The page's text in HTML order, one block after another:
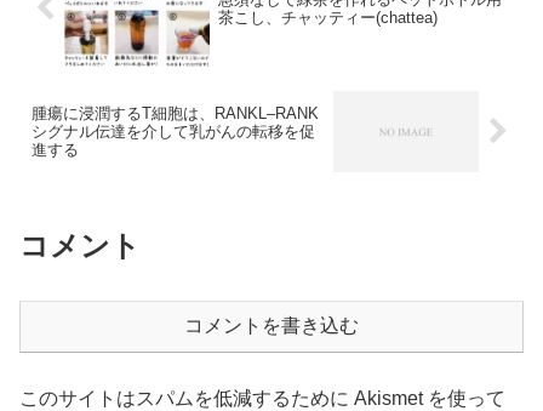
茶こし、チャッティー(chattea)
腫瘍に浸潤するT細胞は、RANKL–RANK
シグナル伝達を介して乳がんの転移を促
進する
コメント
コメントを書き込む
このサイトはスパムを低減するために Akismet を使って